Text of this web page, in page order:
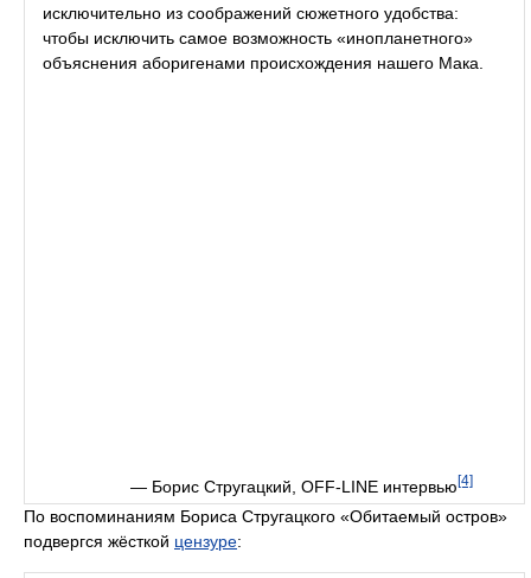
исключительно из соображений сюжетного удобства:
чтобы исключить самое возможность «инопланетного»
объяснения аборигенами происхождения нашего Мака.
— Борис Стругацкий, OFF-LINE интервью [4]
По воспоминаниям Бориса Стругацкого «Обитаемый остров»
подвергся жёсткой цензуре: